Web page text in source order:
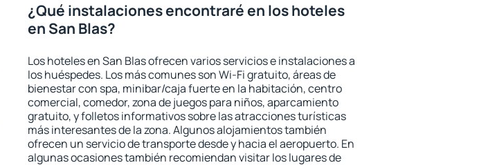
¿Qué instalaciones encontraré en los hoteles
en San Blas?
Los hoteles en San Blas ofrecen varios servicios e instalaciones a
los huéspedes. Los más comunes son Wi-Fi gratuito, áreas de
bienestar con spa, minibar/caja fuerte en la habitación, centro
comercial, comedor, zona de juegos para niños, aparcamiento
gratuito, y folletos informativos sobre las atracciones turísticas
más interesantes de la zona. Algunos alojamientos también
ofrecen un servicio de transporte desde y hacia el aeropuerto. En
algunas ocasiones también recomiendan visitar los lugares de